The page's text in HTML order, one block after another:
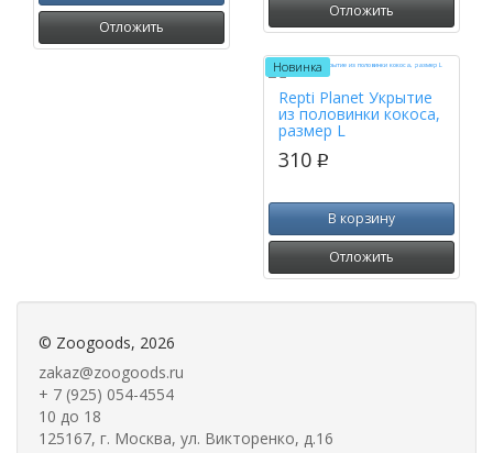
Отложить
Отложить
Новинка
Repti Planet Укрытие
из половинки кокоса,
размер L
310 p
В корзину
Отложить
© Zoogoods, 2026
zakaz@zoogoods.ru
+ 7 (925) 054-4554
10 до 18
125167, г. Москва, ул. Викторенко, д.16